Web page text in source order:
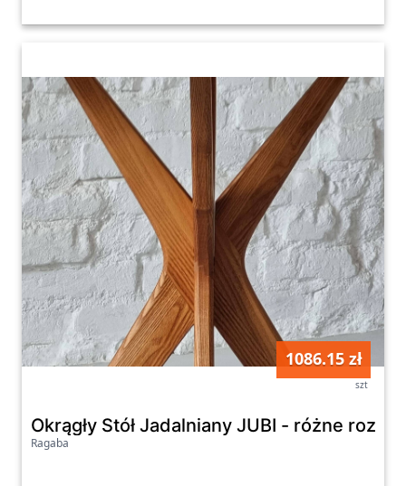
1086.15 zł
szt
Okrągły Stół Jadalniany JUBI - różne
Ragaba